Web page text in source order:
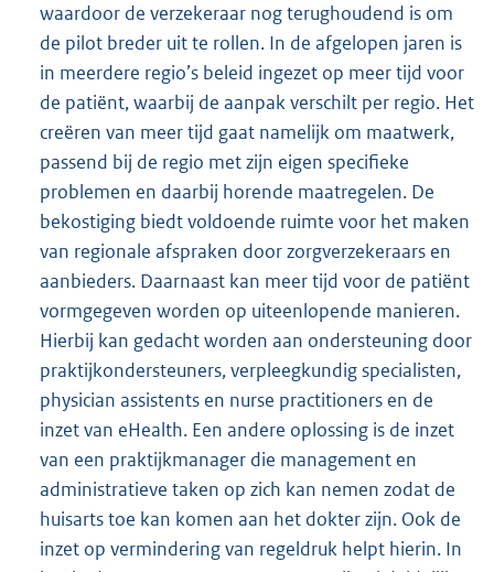
waardoor de verzekeraar nog terughoudend is om
de pilot breder uit te rollen. In de afgelopen jaren is
in meerdere regio’s beleid ingezet op meer tijd voor
de patiënt, waarbij de aanpak verschilt per regio. Het
creëren van meer tijd gaat namelijk om maatwerk,
passend bij de regio met zijn eigen specifieke
problemen en daarbij horende maatregelen. De
bekostiging biedt voldoende ruimte voor het maken
van regionale afspraken door zorgverzekeraars en
aanbieders. Daarnaast kan meer tijd voor de patiënt
vormgegeven worden op uiteenlopende manieren.
Hierbij kan gedacht worden aan ondersteuning door
praktijkondersteuners, verpleegkundig specialisten,
physician assistents en nurse practitioners en de
inzet van eHealth. Een andere oplossing is de inzet
van een praktijkmanager die management en
administratieve taken op zich kan nemen zodat de
huisarts toe kan komen aan het dokter zijn. Ook de
inzet op vermindering van regeldruk helpt hierin. In